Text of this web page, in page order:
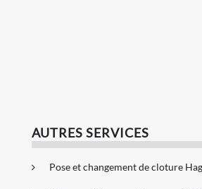
AUTRES SERVICES
Pose et changement de cloture